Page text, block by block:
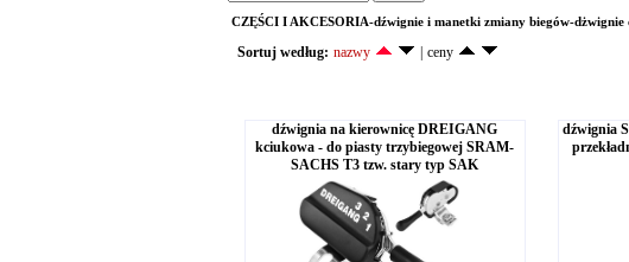
CZĘŚCI I AKCESORIA-dźwignie i manetki zmiany biegów-dżwignie
Sortuj według: nazwy ceny
dźwignia na kierownicę DREIGANG
kciukowa - do piasty trzybiegowej SRAM-
SACHS T3 tzw. stary typ SAK
dźwignia